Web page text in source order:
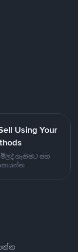
Using Your
මිලදී ගැනීමට සහ